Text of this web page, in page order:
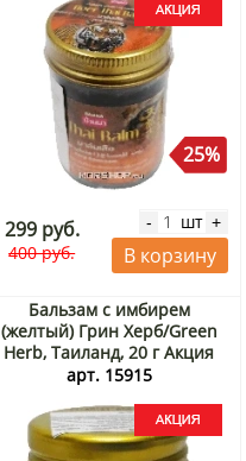
25%
299 руб.
400 руб.
- шт +
В корзину
Бальзам с имбирем
(желтый) Грин Херб/Green
Herb, Таиланд, 20 г Акция
арт. 15915